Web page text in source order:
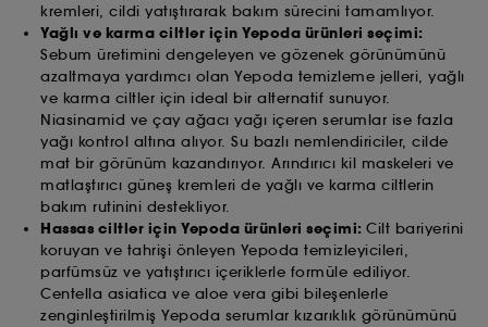
kremleri, cildi yatıştırarak bakım sürecini tamamlıyor.
Yağlı ve karma ciltler için Yepoda ürünleri seçimi:
Sebum üretimini dengeleyen ve gözenek görünümünü
azaltmaya yardımcı olan Yepoda temizleme jelleri, yağlı
ve karma ciltler için ideal bir alternatif sunuyor.
Niasinamid ve çay ağacı yağı içeren serumlar ise fazla
yağı kontrol altına alıyor. Su bazlı nemlendiriciler, cilde
mat bir görünüm kazandırıyor. Arındırıcı kil maskeleri ve
matlaştırıcı güneş kremleri de yağlı ve karma ciltlerin
bakım rutinini destekliyor.
Hassas ciltler için Yepoda ürünleri seçimi: Cilt bariyerini
koruyan ve tahrişi önleyen Yepoda temizleyicileri,
parfümsüz ve yatıştırıcı içeriklerle formüle ediliyor.
Centella asiatica ve aloe vera gibi bileşenlerle
zenginleştirilmiş Yepoda serumlar kızarıklık görünümünü